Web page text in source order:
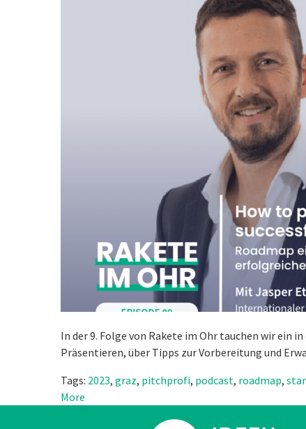
In der 9. Folge von Rakete im Ohr tauchen wir ein
Präsentieren, über Tipps zur Vorbereitung und
Tags: 2023, graz, pitchprofi, podcast, roadmap,
More